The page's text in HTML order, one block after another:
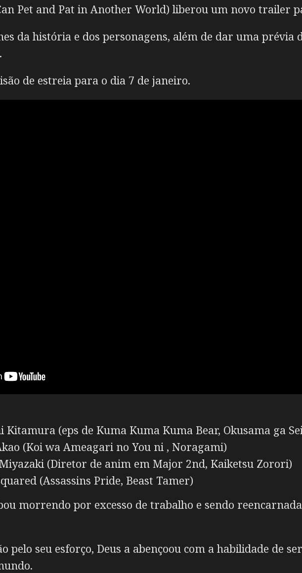
Pet and Pat in Another World) liberou um novo trailer
da história e dos personagens, além de dar uma prévia
.
de estreia para o dia 7 de janeiro.
Kitamura (eps de Kuma Kuma Kuma Bear, Okusama ga
(Koi wa Ameagari no You ni , Noragami)
(Diretor de anim em Major 2nd, Kaiketsu Zorori)
(Assassins Pride, Beast Tamer)
morrendo por excesso de trabalho e sendo
pelo seu esforço, Deus a abençoou com a habilidade de